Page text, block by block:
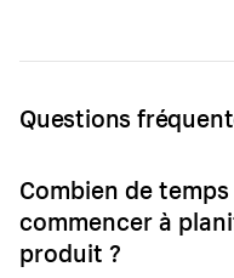
Questions
Combien de
commencer à
produit ?